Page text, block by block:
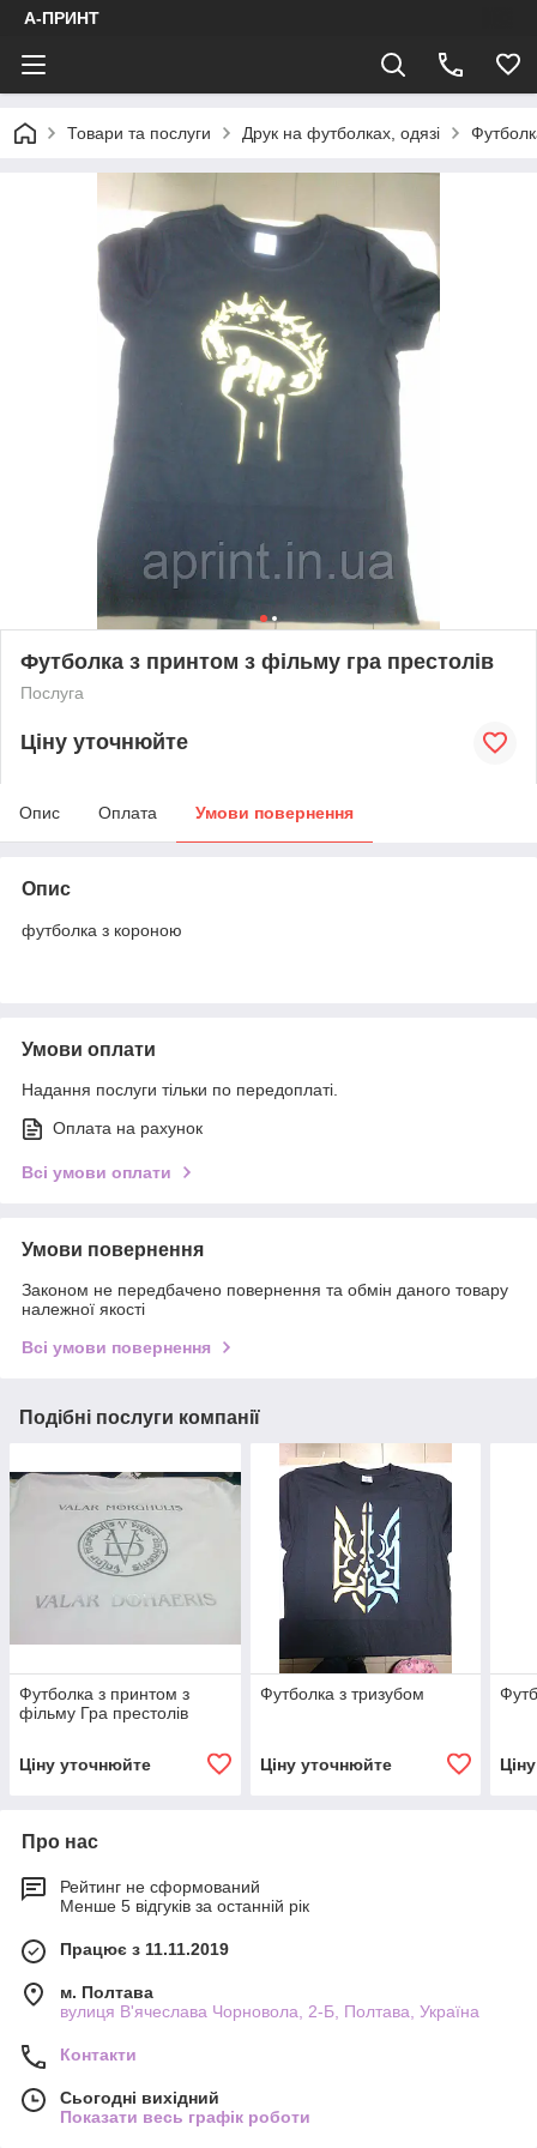
А-ПРИНТ
Товари та послуги Друк на футболках, одязі
Футболка з принтом з фільму гра престолів
Послуга
Ціну уточнюйте
Опис Оплата Умови повернення
Опис
футболка з короною
Умови оплати
Надання послуги тільки по передоплаті.
Оплата на рахунок
Всі умови оплати
Умови повернення
Законом не передбачено повернення та обмін даного товару
належної якості
Всі умови повернення
Подібні послуги компанії
Футболка з принтом з
фільму Гра престолів
Ціну уточнюйте
Футболка з тризубом
Ціну уточнюйте
Про нас
Рейтинг не сформований
Менше 5 відгуків за останній рік
Працює з 11.11.2019
м. Полтава
вулиця В'ячеслава Чорновола, 2-Б, Полтава, Україна
Контакти
Сьогодні вихідний
Показати весь графік роботи